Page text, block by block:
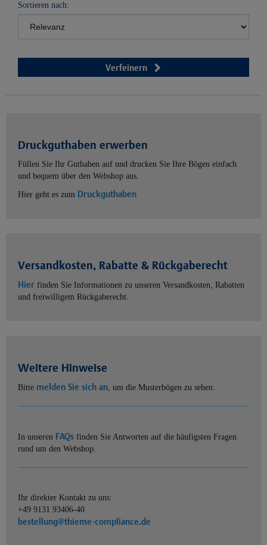
Sortieren nach:
Verfeinern
Druckguthaben erwerben
Füllen Sie Ihr Guthaben auf und drucken Sie Ihre Bögen einfach
und bequem über den Webshop aus.
Hier geht es zum Druckguthaben
Versandkosten, Rabatte & Rückgaberecht
Hier finden Sie Informationen zu unseren Versandkosten, Rabatten
und freiwilligem Rückgaberecht.
Weitere Hinweise
Bitte melden Sie sich an, um die Musterbögen zu sehen.
In unseren FAQs finden Sie Antworten auf die häufigsten Fragen
rund um den Webshop.
Ihr direkter Kontakt zu uns:
+49 9131 93406-40
bestellung@thieme-compliance.de